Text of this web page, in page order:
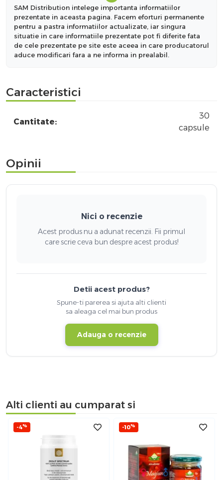
SAM Distribution intelege importanta informatiilor
prezentate in aceasta pagina. Facem eforturi permanente
pentru a pastra informatiilor actualizate, iar singura
situatie in care informatiile prezentate pot fi diferite fata
de cele prezentate pe site este aceea in care producatorul
aduce modificari fara a ne informa in prealabil.
Caracteristici
Cantitate:
30
capsule
Opinii
Nici o recenzie
Acest produs nu a adunat recenzii. Fii primul
care scrie ceva bun despre acest produs!
Detii acest produs?
Spune-ti parerea si ajuta alti clienti
sa aleaga cel mai bun produs
Adauga o recenzie
Alti clienti au cumparat si
-4% -10%